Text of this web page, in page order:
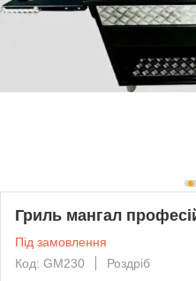
Гриль мангал
Під замовлення
Код: GM230
Роздріб